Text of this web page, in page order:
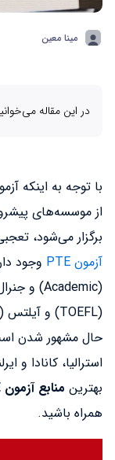
مینا معین
در این مقاله
از موسسه‌های
برگزار می‌شود،
آزمون PTE
حال مشهور شدن
استرالیا، کانادا و
بهترین منابع آزمون PTE
همراه باشید.